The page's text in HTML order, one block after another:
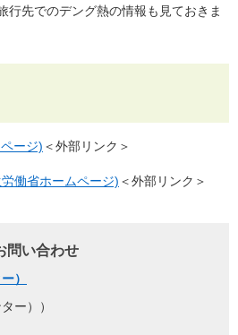
行先でのデング熱の情報も見ておきま
ージ) ＜外部リンク＞
働省ホームページ) ＜外部リンク＞
問い合わせ
）
ー）